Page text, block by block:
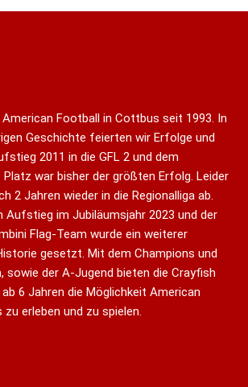
Football in Cottbus seit 1993. In
Geschichte feierten wir Erfolge und
2011 in die GFL 2 und dem
war bisher der größten Erfolg. Leider
2 Jahren wieder in die Regionalliga ab.
Aufstieg im Jubiläumsjahr 2023 und der
Flag-Team wurde ein weiterer
gesetzt. Mit dem Champions und
sowie der A-Jugend bieten die Crayfish
6 Jahren die Möglichkeit American
erleben und zu spielen.